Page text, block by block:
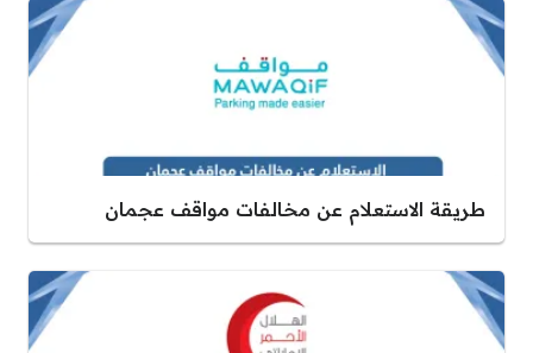
طريقة الاستعلام عن مخالفات مواقف عجمان